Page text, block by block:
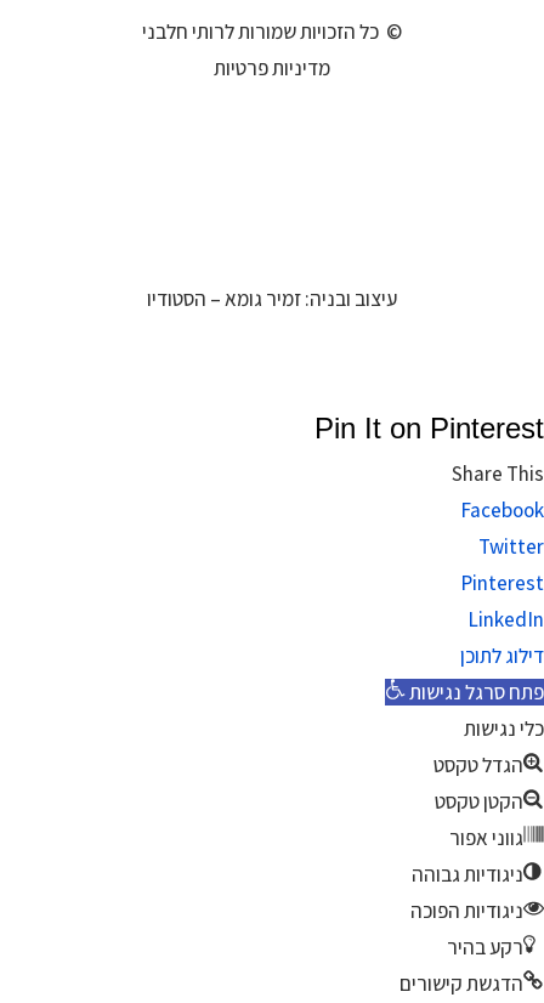
© כל הזכויות שמורות לרותי חלבני
מדיניות פרטיות
עיצוב ובניה: זמיר גומא – הסטודיו
Pin It on Pinterest
Share This
Facebook
Twitter
Pinterest
LinkedIn
דילוג לתוכן
פתח סרגל נגישות
כלי נגישות
הגדל טקסט
הקטן טקסט
גווני אפור
ניגודיות גבוהה
ניגודיות הפוכה
רקע בהיר
הדגשת קישורים